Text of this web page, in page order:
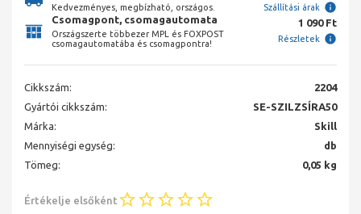
Kedvezményes, megbízható, országos. Szállítási árak
Csomagpont, csomagautomata
Országszerte többezer MPL és FOXPOST
csomagautomatába és csomagpontra!
1 090 Ft
Részletek
Cikkszám:
2204
Gyártói cikkszám:
SE-SZILZSÍRA50
Márka:
Skill
Mennyiségi egység:
db
Tömeg:
0,05 kg
Értékelje elsőként